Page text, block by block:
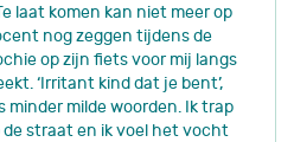
laat komen kan niet meer op
nog zeggen tijdens de
op zijn fiets voor mij langs
‘Irritant kind dat je bent’,
minder milde woorden. Ik trap
straat en ik voel het vocht